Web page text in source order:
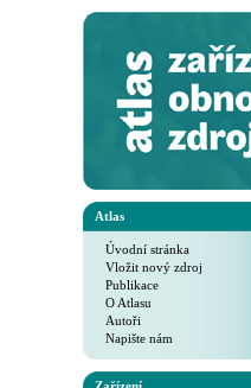
Atlas
Úvodní stránka
Vložit nový zdroj
Publikace
O Atlasu
Autoři
Napište nám